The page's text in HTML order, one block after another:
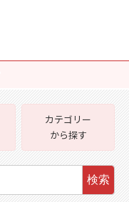
カテゴリー
から探す
検索